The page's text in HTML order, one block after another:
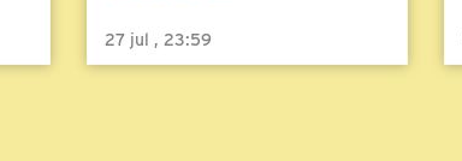
27 jul , 23:59